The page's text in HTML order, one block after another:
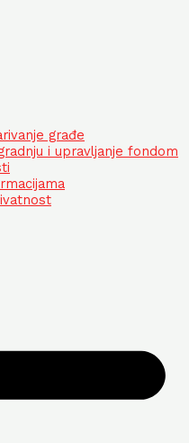
građe
i upravljanje fondom